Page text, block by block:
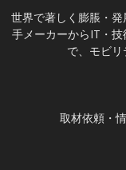
世界で著しく膨脹・
手メーカーからIT・
で、モビリ
取材依頼・